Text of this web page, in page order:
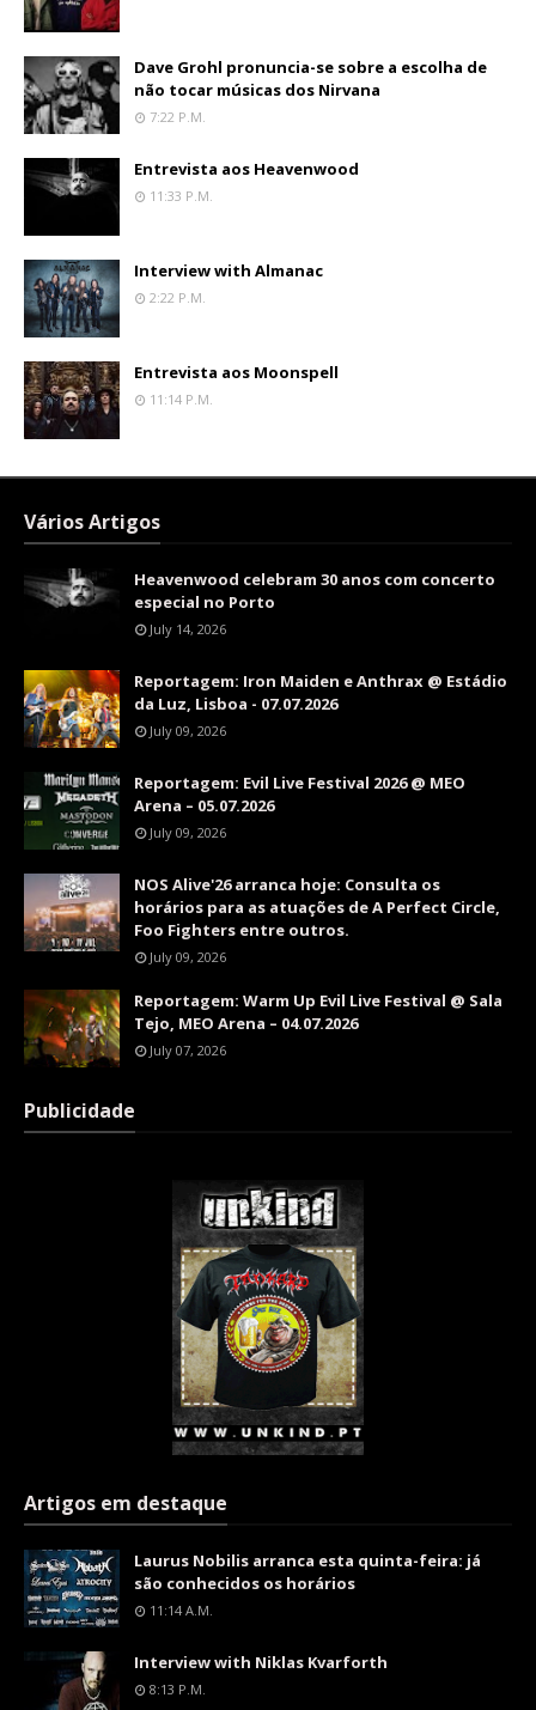
Dave Grohl pronuncia-se sobre a escolha de
não tocar músicas dos Nirvana
7:22 P.m.
Entrevista aos Heavenwood
11:33 P.m.
Interview with Almanac
2:22 P.m.
Entrevista aos Moonspell
11:14 P.m.
Vários Artigos
Heavenwood celebram 30 anos com concerto
especial no Porto
July 14, 2026
Reportagem: Iron Maiden e Anthrax @ Estádio
da Luz, Lisboa - 07.07.2026
July 09, 2026
Reportagem: Evil Live Festival 2026 @ MEO
Arena – 05.07.2026
July 09, 2026
NOS Alive'26 arranca hoje: Consulta os
horários para as atuações de A Perfect Circle,
Foo Fighters entre outros.
July 09, 2026
Reportagem: Warm Up Evil Live Festival @ Sala
Tejo, MEO Arena – 04.07.2026
July 07, 2026
Publicidade
Artigos em destaque
Laurus Nobilis arranca esta quinta-feira: já
são conhecidos os horários
11:14 A.m.
Interview with Niklas Kvarforth
8:13 P.m.